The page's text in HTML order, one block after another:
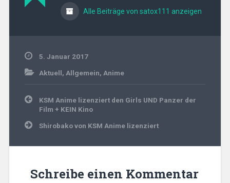
Alle Beiträge von satox111 anzeigen
5. Januar 2017
Aktuell, Allgemein, Anime
Beitragsnavigation
KSM Anime lizenziert den Girls UND Panzer der
Film + KEIN Kino
Shirobako von KSM Anime lizenziert
Schreibe einen Kommentar